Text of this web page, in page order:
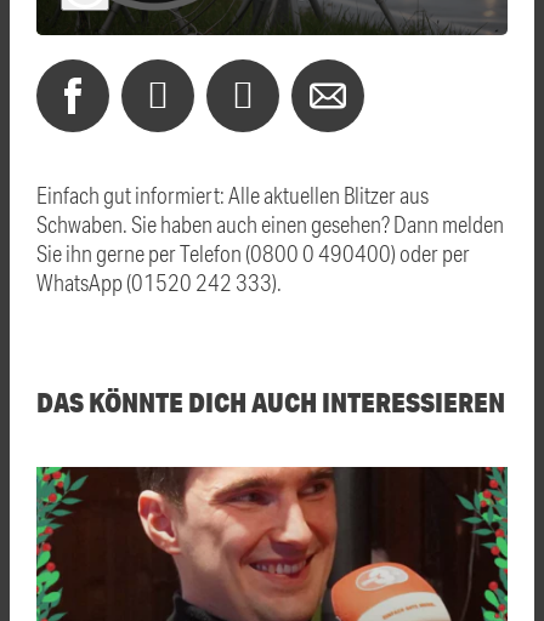
Einfach gut informiert: Alle aktuellen Blitzer aus
Schwaben. Sie haben auch einen gesehen? Dann melden
Sie ihn gerne per Telefon (0800 0 490400) oder per
WhatsApp (01520 242 333).
DAS KÖNNTE DICH AUCH INTERESSIEREN